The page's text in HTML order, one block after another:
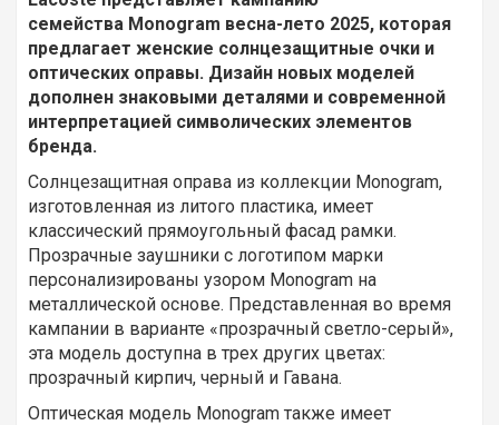
семейства Monogram весна-лето 2025, которая
предлагает женские солнцезащитные очки и
оптических оправы. Дизайн новых моделей
дополнен знаковыми деталями и современной
интерпретацией символических элементов
бренда.
Солнцезащитная оправа из коллекции Monogram,
изготовленная из литого пластика, имеет
классический прямоугольный фасад рамки.
Прозрачные заушники с логотипом марки
персонализированы узором Monogram на
металлической основе. Представленная во время
кампании в варианте «прозрачный светло-серый»,
эта модель доступна в трех других цветах:
прозрачный кирпич, черный и Гавана.
Оптическая модель Monogram также имеет